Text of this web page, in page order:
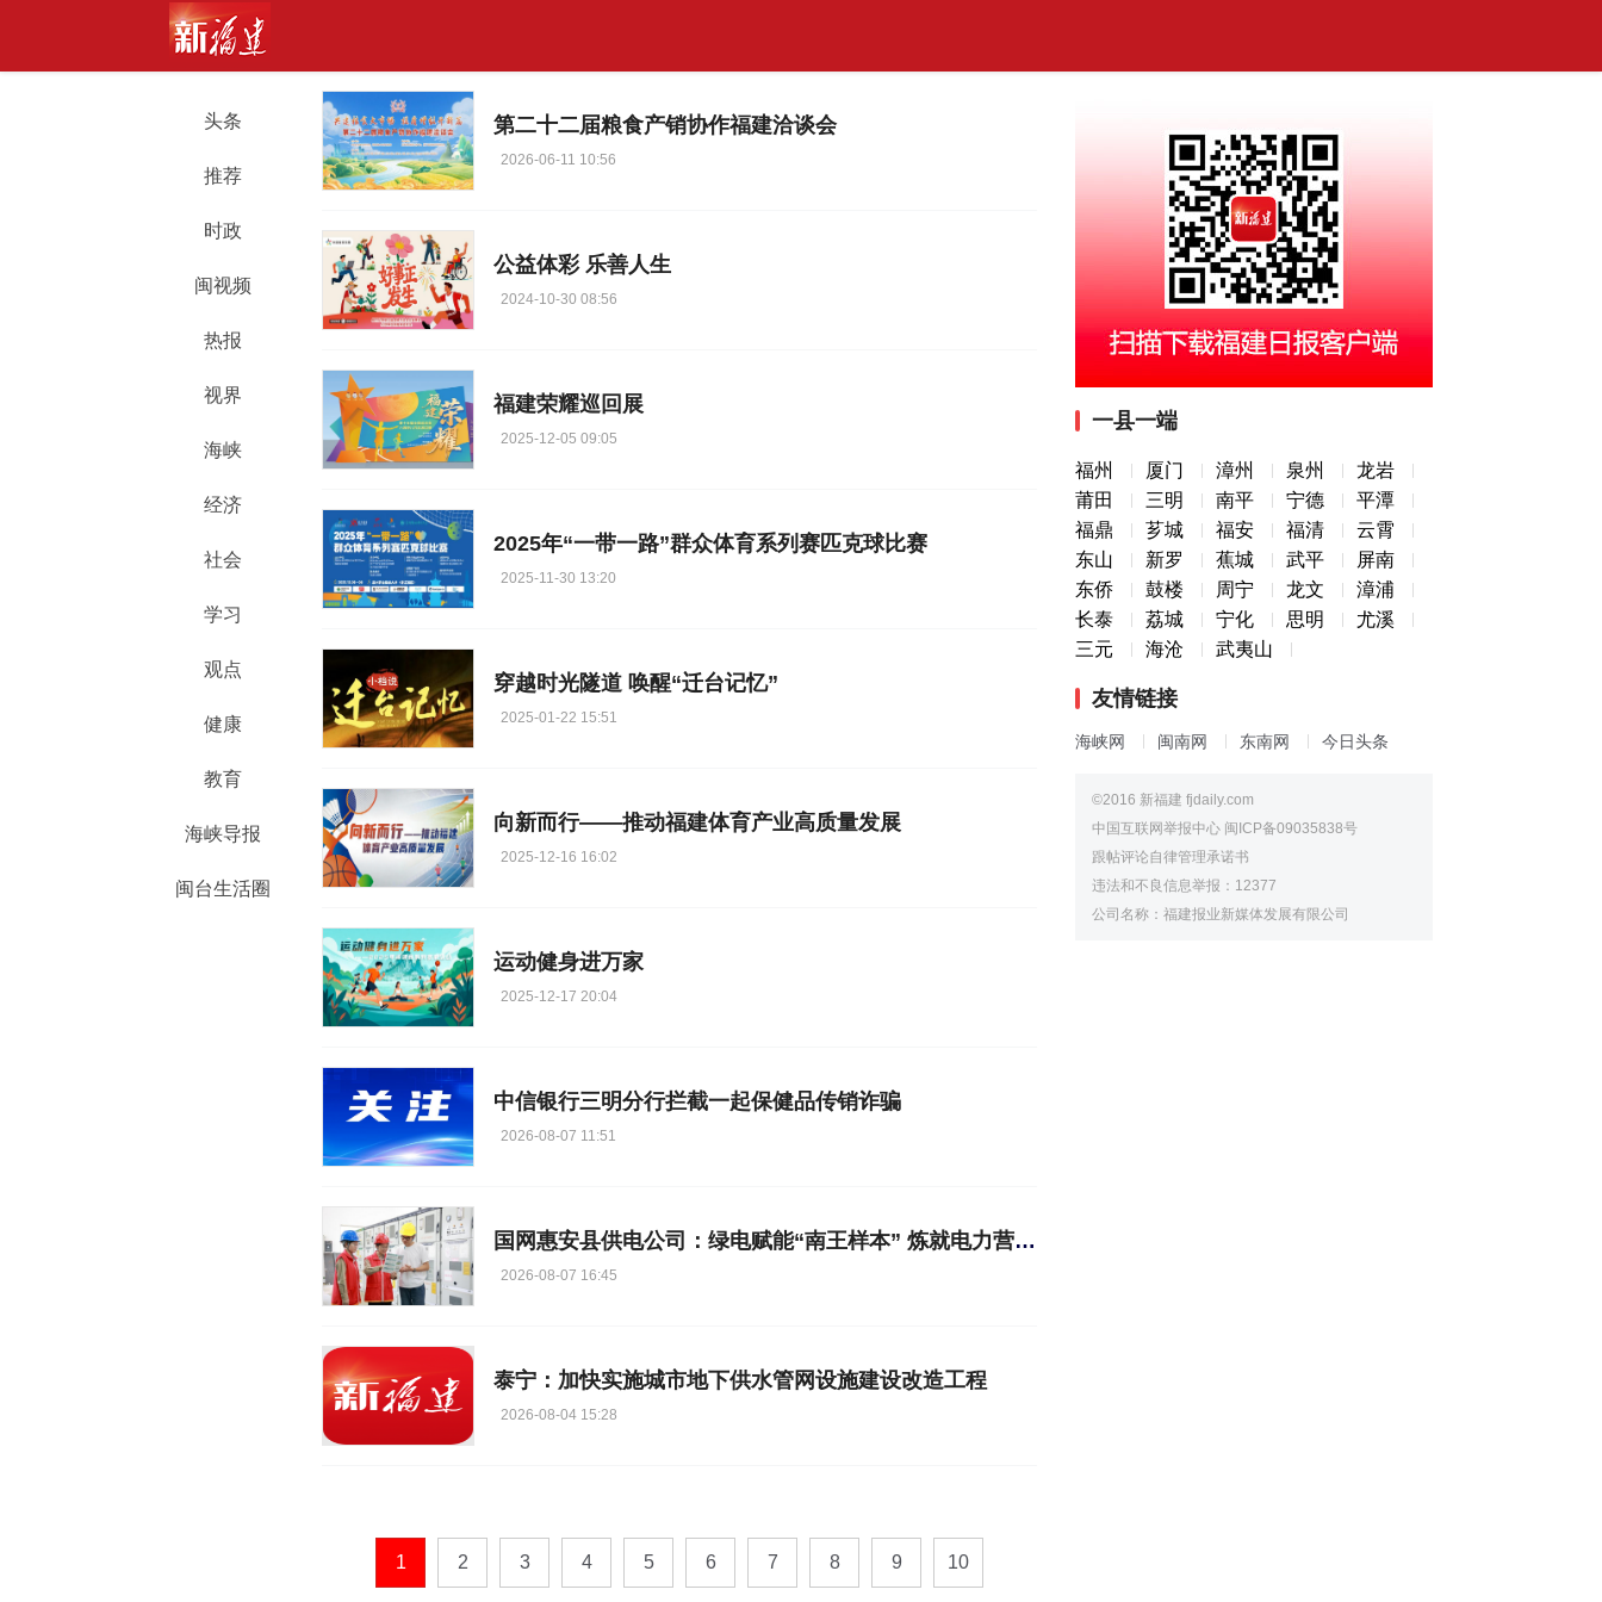
头条
推荐
时政
闽视频
热报
视界
海峡
经济
社会
学习
观点
健康
教育
海峡导报
闽台生活圈
第二十二届粮食产销协作福建洽谈会
2026-06-11 10:56
公益体彩 乐善人生
2024-10-30 08:56
福建荣耀巡回展
2025-12-05 09:05
2025年“一带一路”群众体育系列赛匹克球比赛
2025-11-30 13:20
穿越时光隧道 唤醒“迁台记忆”
2025-01-22 15:51
向新而行——推动福建体育产业高质量发展
2025-12-16 16:02
运动健身进万家
2025-12-17 20:04
中信银行三明分行拦截一起保健品传销诈骗
2026-08-07 11:51
国网惠安县供电公司：绿电赋能“南王样本” 炼就电力营商“金名片”
2026-08-07 16:45
泰宁：加快实施城市地下供水管网设施建设改造工程
2026-08-04 15:28
1 2 3 4 5 6 7 8 9 10
一县一端
福州 厦门 漳州 泉州
龙岩
莆田
三明 南平 宁德
平潭
福鼎
芗城 福安 福清
云霄
东山
新罗 蕉城 武平
屏南
东侨
鼓楼 周宁 龙文
漳浦
长泰
荔城 宁化 思明
尤溪
三元
海沧 武夷山
友情链接
海峡网 闽南网 东南网 今日头条
©2016 新福建 fjdaily.com
中国互联网举报中心 闽ICP备09035838号
跟帖评论自律管理承诺书
违法和不良信息举报：12377
公司名称：福建报业新媒体发展有限公司